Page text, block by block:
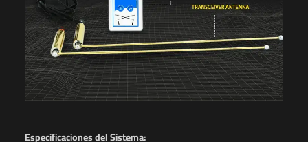
Especificaciones del Sistema: